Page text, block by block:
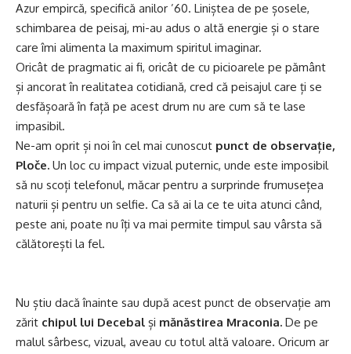
Azur empircă, specifică anilor ’60. Liniștea de pe șosele,
schimbarea de peisaj, mi-au adus o altă energie și o stare
care îmi alimenta la maximum spiritul imaginar.
Oricât de pragmatic ai fi, oricât de cu picioarele pe pământ
și ancorat în realitatea cotidiană, cred că peisajul care ți se
desfășoară în față pe acest drum nu are cum să te lase
impasibil.
Ne-am oprit și noi în cel mai cunoscut punct de observație,
Ploče. Un loc cu impact vizual puternic, unde este imposibil
să nu scoți telefonul, măcar pentru a surprinde frumusețea
naturii și pentru un selfie. Ca să ai la ce te uita atunci când,
peste ani, poate nu îți va mai permite timpul sau vârsta să
călătorești la fel.
Nu știu dacă înainte sau după acest punct de observație am
zărit chipul lui Decebal și mănăstirea Mraconia. De pe
malul sârbesc, vizual, aveau cu totul altă valoare. Oricum ar